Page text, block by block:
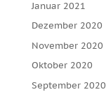
Januar 2021
Dezember 2020
November 2020
Oktober 2020
September 2020